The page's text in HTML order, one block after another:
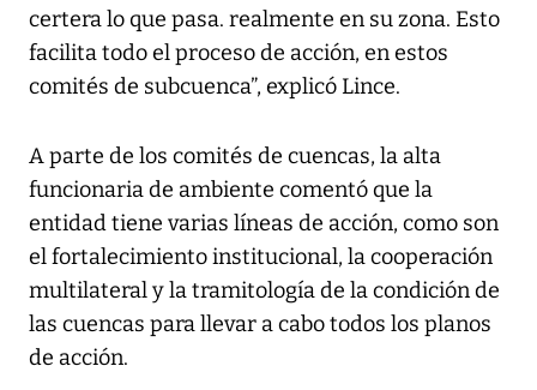
certera lo que pasa. realmente en su zona. Esto
facilita todo el proceso de acción, en estos
comités de subcuenca”, explicó Lince.
A parte de los comités de cuencas, la alta
funcionaria de ambiente comentó que la
entidad tiene varias líneas de acción, como son
el fortalecimiento institucional, la cooperación
multilateral y la tramitología de la condición de
las cuencas para llevar a cabo todos los planos
de acción.